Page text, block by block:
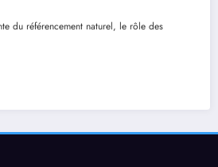
du référencement naturel, le rôle des